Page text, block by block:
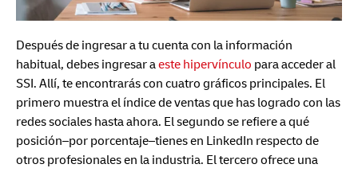
Después de ingresar a tu cuenta con la información
habitual, debes ingresar aeste hipervínculo para acceder al
SSI. Allí, te encontrarás con cuatro gráficos principales. El
primero muestra el índice de ventas que has logrado con las
redes sociales hasta ahora. El segundo se refiere a qué
posición–por porcentaje–tienes en LinkedIn respecto de
otros profesionales en la industria. El tercero ofrece una